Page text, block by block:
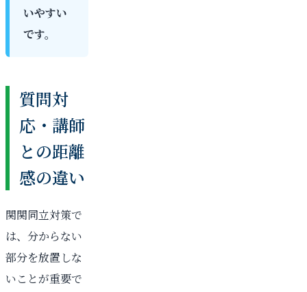
いやすい
です。
質問対
応・講師
との距離
感の違い
関関同立対策で
は、分からない
部分を放置しな
いことが重要で